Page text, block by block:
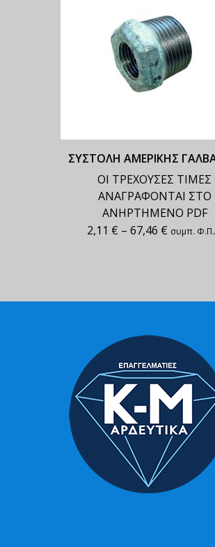
ΣΥΣΤΟΛΗ ΑΜΕΡΙΚΗΣ
ΟΙ ΤΡΕΧΟΥΣΕΣ ΤΙΜΕΣ
ΑΝΑΓΡΑΦΟΝΤΑΙ ΣΤΟ
ΑΝΗΡΤΗΜΕΝΟ PDF
2,11 € – 67,46 € συμπ.